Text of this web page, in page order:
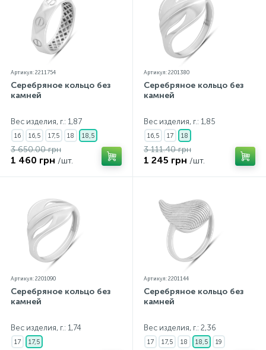
Артикул: 2211754
Серебряное кольцо без
камней
Вес изделия, г.: 1,87
16 16,5 17,5 18 18,5
3 650.00 грн
1 460 грн /шт.
Артикул: 2201380
Серебряное кольцо без
камней
Вес изделия, г.: 1,85
16,5 17 18
3 111.40 грн
1 245 грн /шт.
Артикул: 2201090
Серебряное кольцо без
камней
Вес изделия, г.: 1,74
17 17,5
Артикул: 2201144
Серебряное кольцо без
камней
Вес изделия, г.: 2,36
17 17,5 18 18,5 19